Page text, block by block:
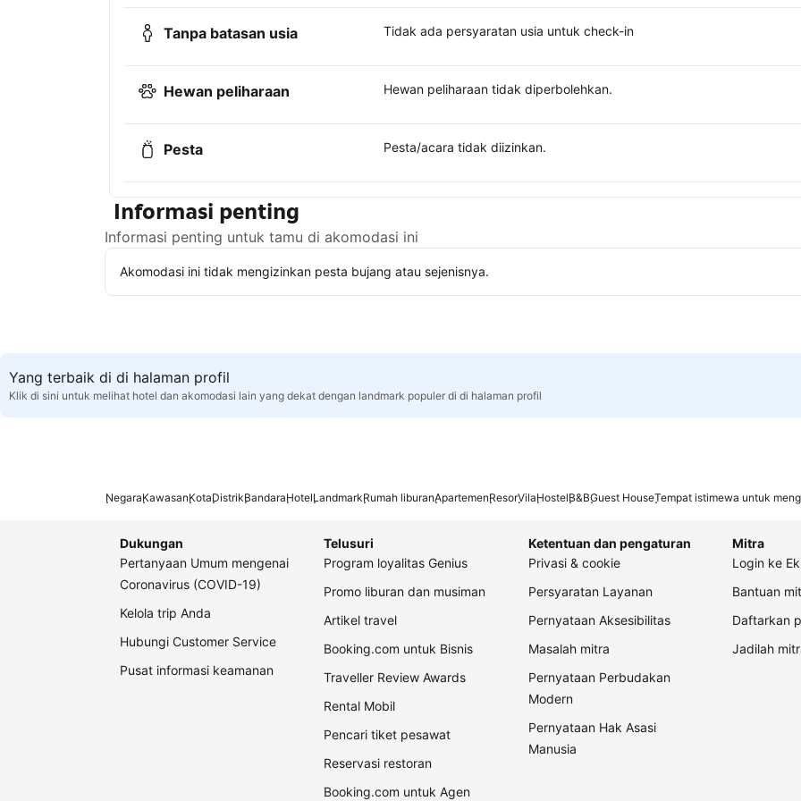
Tanpa batasan usia Tidak ada persyaratan usia untuk check-in
Hewan peliharaan Hewan peliharaan tidak diperbolehkan.
Pesta Pesta/acara tidak diizinkan.
Informasi penting
Informasi penting untuk tamu di akomodasi ini
Akomodasi ini tidak mengizinkan pesta bujang atau sejenisnya.
Yang terbaik di di halaman profil
Klik di sini untuk melihat hotel dan akomodasi lain yang dekat dengan landmark populer di di halaman profil
NegaraKawasanKotaDistrikBandaraHotelLandmarkRumah liburanApartemenResorVilaHostelB&BGuest HouseTempat istimewa untuk
Dukungan
Pertanyaan Umum mengenai
Coronavirus (COVID-19)
Kelola trip Anda
Hubungi Customer Service
Pusat informasi keamanan
Telusuri
Program loyalitas Genius
Promo liburan dan musiman
Artikel travel
Booking.com untuk Bisnis
Traveller Review Awards
Rental Mobil
Pencari tiket pesawat
Reservasi restoran
Booking.com untuk Agen
Ketentuan dan pengaturan
Privasi & cookie
Persyaratan Layanan
Pernyataan Aksesibilitas
Masalah mitra
Pernyataan Perbudakan
Modern
Pernyataan Hak Asasi
Manusia
Mitra
Login ke
Bantuan
Daftarkan
Jadilah